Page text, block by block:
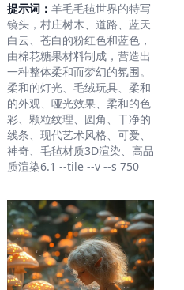
提示词： 羊毛毛毡世界的特写
镜头，村庄树木、道路、蓝天
白云、苍白的粉红色和蓝色，
由棉花糖果材料制成，营造出
一种整体柔和而梦幻的氛围。
柔和的灯光、毛绒玩具、柔和
的外观、哑光效果、柔和的色
彩、颗粒纹理、圆角、干净的
线条、现代艺术风格、可爱、
神奇、毛毡材质3D渲染、高品
质渲染6.1 --tile --v --s 750